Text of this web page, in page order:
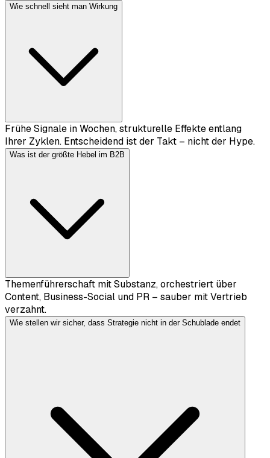
Wie schnell sieht man Wirkung
Frühe Signale in Wochen, strukturelle Effekte entlang
Ihrer Zyklen. Entscheidend ist der Takt – nicht der Hype.
Was ist der größte Hebel im B2B
Themenführerschaft mit Substanz, orchestriert über
Content, Business-Social und PR – sauber mit Vertrieb
verzahnt.
Wie stellen wir sicher, dass Strategie nicht in der Schublade endet